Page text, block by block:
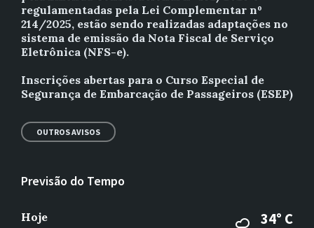
regulamentadas pela Lei Complementar nº
214/2025, estão sendo realizadas adaptações no
sistema de emissão da Nota Fiscal de Serviço
Eletrônica (NFS-e).
Inscrições abertas para o Curso Especial de
Segurança de Embarcação de Passageiros (ESEP)
OUTROS AVISOS
Previsão do Tempo
Hoje 34° C